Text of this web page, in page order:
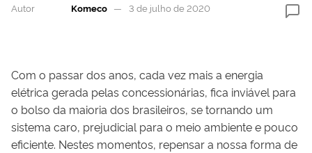
Autor Komeco 3 de julho de 2020
Com o passar dos anos, cada vez mais a energia
elétrica gerada pelas concessionárias, fica inviável para
o bolso da maioria dos brasileiros, se tornando um
sistema caro, prejudicial para o meio ambiente e pouco
eficiente. Nestes momentos, repensar a nossa forma de